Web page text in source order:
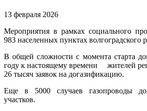
13 февраля 2026
Мероприятия в рамках социального
983 населенных пунктах волгоградского
В общей сложности с момента старта
году к настоящему времени жителей
26 тысяч заявок на догазификацию.
Еще в 5000 случаев газопроводы
участков.